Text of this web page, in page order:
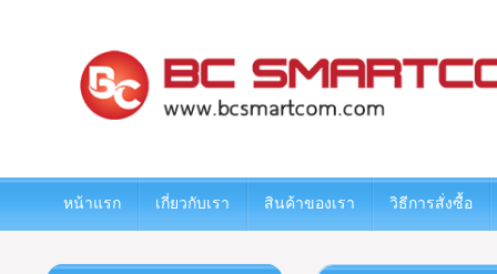
หน้าแรก เกี่ยวกับเรา สินค้าของเรา วิธีการสั่งซื้อ